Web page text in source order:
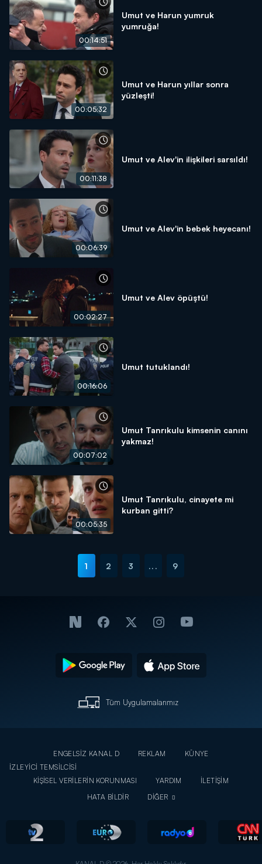
00:14:51
Umut ve Harun yumruk
yumruğa!
00:05:32
Umut ve Harun yıllar sonra
yüzleşti!
00:11:38
Umut ve Alev'in ilişkileri sarsıldı!
00:06:39
Umut ve Alev'in bebek heyecanı!
00:02:27
Umut ve Alev öpüştü!
00:16:06
Umut tutuklandı!
00:07:02
Umut Tanrıkulu kimsenin canını
yakmaz!
00:05:35
Umut Tanrıkulu, cinayete mi
kurban gitti?
1 2 3 ... 9
Tüm Uygulamalarımız
ENGELSİZ KANAL D REKLAM
KÜNYE
İZLEYİCİ TEMSİLCİSİ
KİŞİSEL VERİLERİN KORUNMASI
YARDIM
İLETİŞİM
HATA BİLDİR
DİĞER